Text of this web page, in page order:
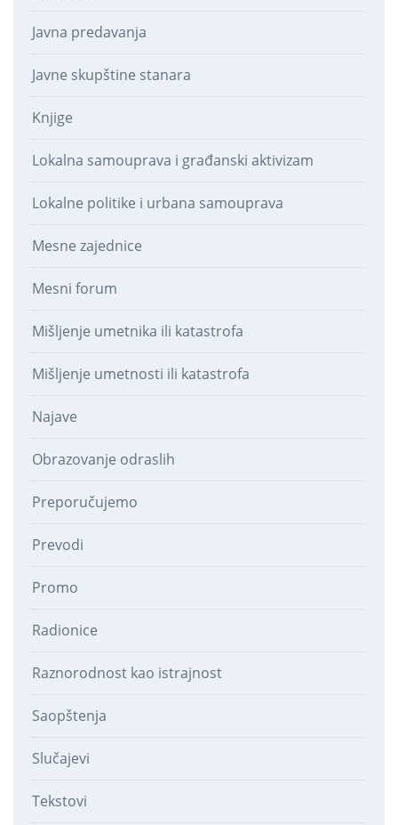
Javna predavanja
Javne skupštine stanara
Knjige
Lokalna samouprava i građanski aktivizam
Lokalne politike i urbana samouprava
Mesne zajednice
Mesni forum
Mišljenje umetnika ili katastrofa
Mišljenje umetnosti ili katastrofa
Najave
Obrazovanje odraslih
Preporučujemo
Prevodi
Promo
Radionice
Raznorodnost kao istrajnost
Saopštenja
Slučajevi
Tekstovi